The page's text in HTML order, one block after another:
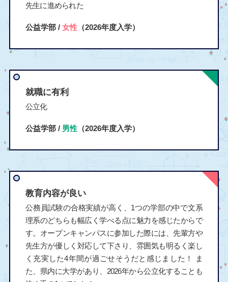
先生に進められた
公益学部 / 女性（2026年度入学）
就職に有利
公立化
公益学部 / 男性（2026年度入学）
教育内容が良い
公務員試験の合格実績が高く、1つの学部の中で文系
理系のどちらも幅広く学べる点に魅力を感じたからで
す。オープンキャンパスに参加した際には、先輩方や
先生方が優しく対応して下さり、雰囲気も明るく楽し
く充実した4年間が過ごせそうだと感じました！ ま
た、県内に大学があり、2026年から公立化することも